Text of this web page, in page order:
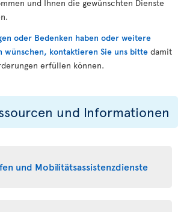
und Ihnen die gewünschten Dienste
oder Bedenken haben oder weitere
wünschen, kontaktieren Sie uns bitte damit
erfüllen können.
und Informationen
und Mobilitätsassistenzdienste